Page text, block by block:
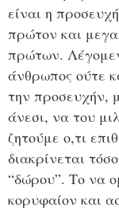
είναι η
πρώτον και
πρώτων.
άνθρωπος ούτε
την προσευχήν,
άνεσι, να του
ζητούμε ο,τι
διακρίνεται
“δώρου”. Το να
κορυφαίον και